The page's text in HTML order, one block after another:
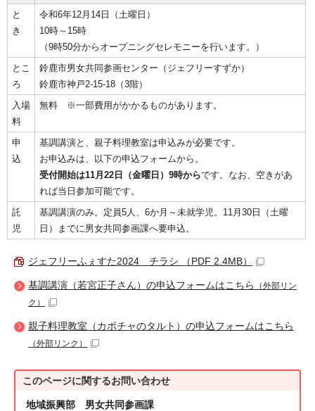
と
き
令和6年12月14日（土曜日）
10時～15時
（9時50分からオープニングセレモニーを行います。）
とこ
ろ
鈴鹿市男女共同参画センター（ジェフリーすずか）
鈴鹿市神戸2-15-18（3階）
入場
料
無料 ※一部費用がかかるものがあります。
申
込
基調講演と、親子料理教室は申込みが必要です。
お申込みは、以下の申込フォームから。
受付開始は11月22日（金曜日）9時からです。なお、空きがあ
れば当日参加可能です。
託
児
基調講演のみ。定員5人、6か月～未就学児。11月30日（土曜
日）までに男女共同参画課へ要申込。
ジェフリーふぇすた2024 チラシ （PDF 2.4MB）
基調講演（若宮正子さん）の申込フォームはこちら
（外部リン
ク）
親子料理教室（カボチャのタルト）の申込フォームはこちら
（外部リンク）
このページに関するお問い合わせ
地域振興部 男女共同参画課